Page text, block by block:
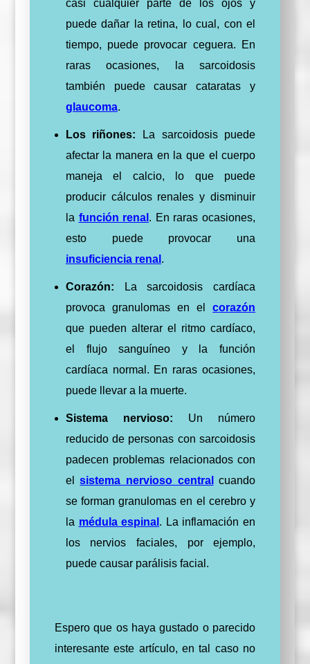
casi cualquier parte de los ojos y
puede dañar la retina, lo cual, con el
tiempo, puede provocar ceguera. En
raras ocasiones, la sarcoidosis
también puede causar cataratas y
glaucoma.
Los riñones: La sarcoidosis puede
afectar la manera en la que el cuerpo
maneja el calcio, lo que puede
producir cálculos renales y disminuir
la función renal . En raras ocasiones,
esto puede provocar una
insuficiencia renal .
Corazón: La sarcoidosis cardíaca
provoca granulomas en elcorazón
que pueden alterar el ritmo cardíaco,
el flujo sanguíneo y la función
cardíaca normal. En raras ocasiones,
puede llevar a la muerte.
Sistema nervioso: Un número
reducido de personas con sarcoidosis
padecen problemas relacionados con
elsistema nervioso central
cuando
se forman granulomas en el cerebro y
la médula espinal . La inflamación en
los nervios faciales, por ejemplo,
puede causar parálisis facial.
Espero que os haya gustado o parecido
interesante este artículo, en tal caso no